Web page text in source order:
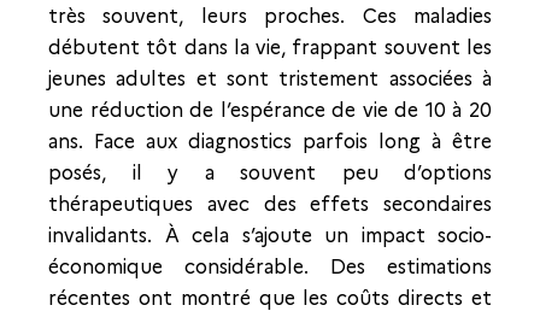
très souvent, leurs proches. Ces maladies
débutent tôt dans la vie, frappant souvent les
jeunes adultes et sont tristement associées à
une réduction de l’espérance de vie de 10 à 20
ans. Face aux diagnostics parfois long à être
posés, il y a souvent peu d’options
thérapeutiques avec des effets secondaires
invalidants. À cela s’ajoute un impact socio-
économique considérable. Des estimations
récentes ont montré que les coûts directs et